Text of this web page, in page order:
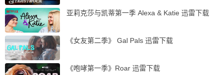
亚莉克莎与凯蒂第一季 Alexa & Katie 迅雷下载
《女友第二季》 Gal Pals 迅雷下载
《咆哮第一季》Roar 迅雷下载